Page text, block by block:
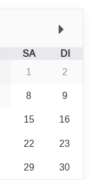
SA
DI
1
2
8
9
15
16
22
23
29
30